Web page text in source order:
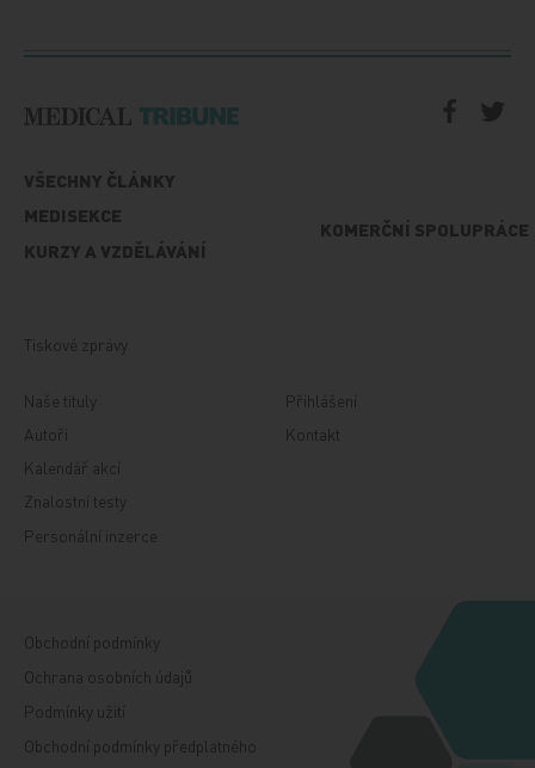
VŠECHNY ČLÁNKY
MEDISEKCE
KURZY A VZDĚLÁVÁNÍ
KOMERČNÍ SPOLUPRÁCE
Tiskové zprávy
Naše tituly
Autoři
Kalendář akcí
Znalostní testy
Personální inzerce
Přihlášení
Kontakt
Obchodní podmínky
Ochrana osobních údajů
Podmínky užití
Obchodní podmínky předplatného